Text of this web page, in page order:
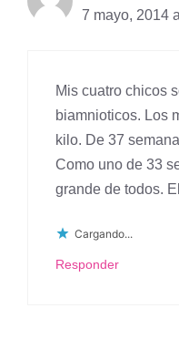
7 mayo, 2014
Mis cuatro chicos
biamnioticos. Los
kilo. De 37
Como uno de 33
grande de todos.
Cargando...
Responder